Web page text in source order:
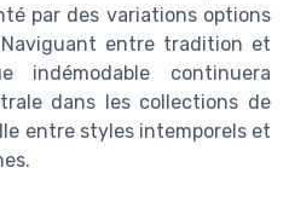
par des variations options
Naviguant entre tradition et
indémodable continuera
dans les collections de
entre styles intemporels et